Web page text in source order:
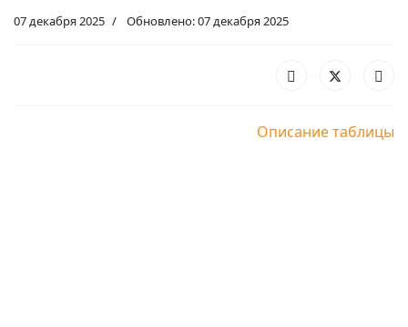
07 декабря 2025 Обновлено: 07 декабря 2025
Описание таблицы